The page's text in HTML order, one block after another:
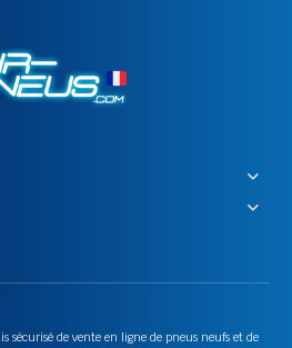
sécurisé de vente en ligne de pneus neufs et de